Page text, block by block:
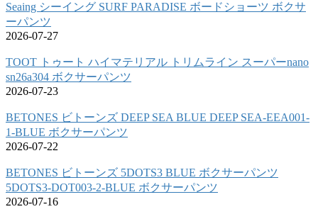
Seaing シーイング SURF PARADISE ボードショーツ ボクサ
ーパンツ
2026-07-27
TOOT トゥート ハイマテリアル トリムライン スーパーnano
sn26a304 ボクサーパンツ
2026-07-23
BETONES ビトーンズ DEEP SEA BLUE DEEP SEA-EEA001-
1-BLUE ボクサーパンツ
2026-07-22
BETONES ビトーンズ 5DOTS3 BLUE ボクサーパンツ
5DOTS3-DOT003-2-BLUE ボクサーパンツ
2026-07-16